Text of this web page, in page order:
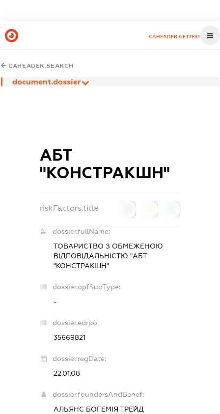
CAHEADER.GETTEST
CAHEADER.SEARCH
document.dossier
АБТ
"КОНСТРАКШН"
riskFactors.title
dossier.fullName:
ТОВАРИСТВО З ОБМЕЖЕНОЮ
ВІДПОВІДАЛЬНІСТЮ "АБТ
"КОНСТРАКШН"
dossier.opfSubType:
-
dossier.edrpo:
35669821
dossier.regDate:
22.01.08
dossier.foundersAndBenef:
АЛЬЯНС БОГЕМІЯ ТРЕЙД